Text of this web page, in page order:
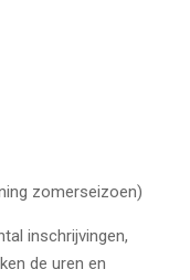
zomerseizoen)
inschrijvingen,
de uren en